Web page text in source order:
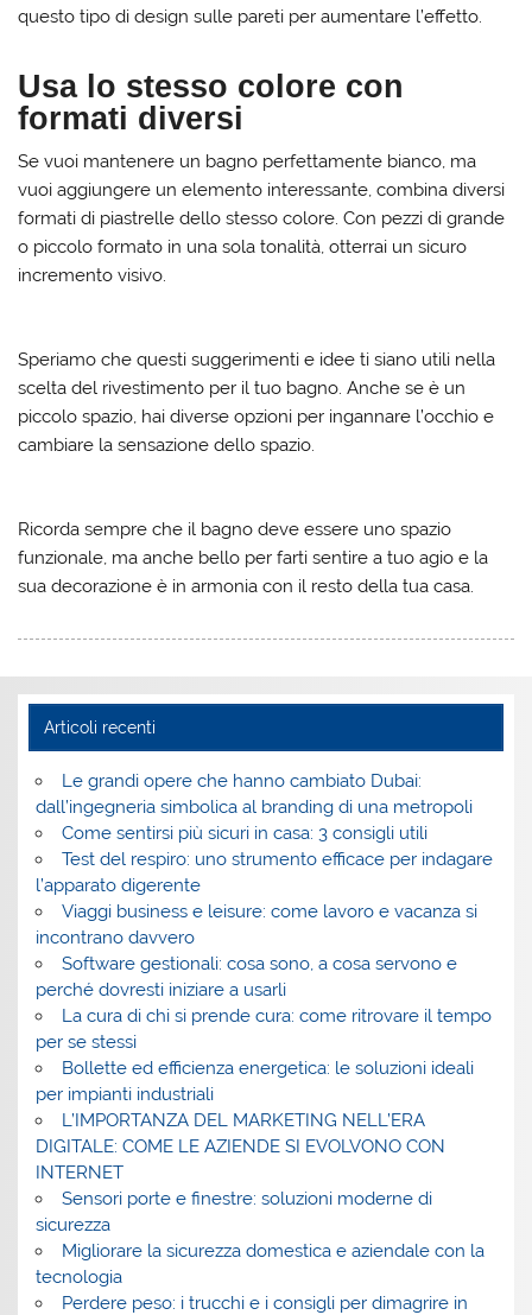
questo tipo di design sulle pareti per aumentare l’effetto.
Usa lo stesso colore con
formati diversi
Se vuoi mantenere un bagno perfettamente bianco, ma
vuoi aggiungere un elemento interessante, combina diversi
formati di piastrelle dello stesso colore. Con pezzi di grande
o piccolo formato in una sola tonalità, otterrai un sicuro
incremento visivo.
Speriamo che questi suggerimenti e idee ti siano utili nella
scelta del rivestimento per il tuo bagno. Anche se è un
piccolo spazio, hai diverse opzioni per ingannare l’occhio e
cambiare la sensazione dello spazio.
Ricorda sempre che il bagno deve essere uno spazio
funzionale, ma anche bello per farti sentire a tuo agio e la
sua decorazione è in armonia con il resto della tua casa.
Articoli recenti
Le grandi opere che hanno cambiato Dubai:
dall’ingegneria simbolica al branding di una metropoli
Come sentirsi più sicuri in casa: 3 consigli utili
Test del respiro: uno strumento efficace per indagare
l’apparato digerente
Viaggi business e leisure: come lavoro e vacanza si
incontrano davvero
Software gestionali: cosa sono, a cosa servono e
perché dovresti iniziare a usarli
La cura di chi si prende cura: come ritrovare il tempo
per se stessi
Bollette ed efficienza energetica: le soluzioni ideali
per impianti industriali
L’IMPORTANZA DEL MARKETING NELL’ERA
DIGITALE: COME LE AZIENDE SI EVOLVONO CON
INTERNET
Sensori porte e finestre: soluzioni moderne di
sicurezza
Migliorare la sicurezza domestica e aziendale con la
tecnologia
Perdere peso: i trucchi e i consigli per dimagrire in